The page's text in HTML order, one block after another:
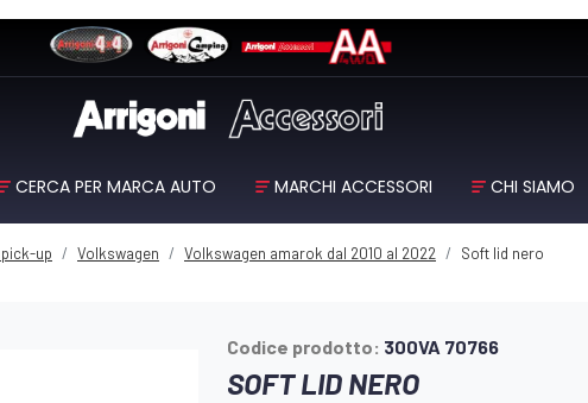
CERCA PER MARCA AUTO MARCHI ACCESSORI CHI SIAMO
up Volkswagen Volkswagen amarok dal 2010 al 2022 Soft lid nero
Codice prodotto: 300VA 70766
SOFT LID NERO